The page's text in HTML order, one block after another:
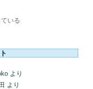
いる
より
より